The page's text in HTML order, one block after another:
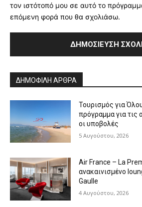
τον ιστότοπό μου σε αυτό το
επόμενη φορά που θα σχολιάσω.
ΔΗΜΟΦΙΛΗ ΑΡΘΡΑ
Τουρισμός για
πρόγραμμα για τις
οι υποβολές
5 Αυγούστου, 2026
Air France – La
ανακαινισμένο
Gaulle
4 Αυγούστου, 2026